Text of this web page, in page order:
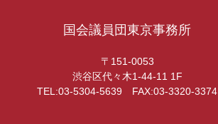
国会議員団東京事務所
〒151-0053
渋谷区代々木1-44-11 1F
TEL:03-5304-5639 FAX:03-3320-3374